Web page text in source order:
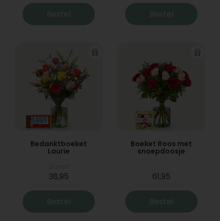
Bestel Bestel
Bedanktboeket
Laurie
38,95
Bestel
Boeket Roos met
snoepdoosje
61,95
Bestel